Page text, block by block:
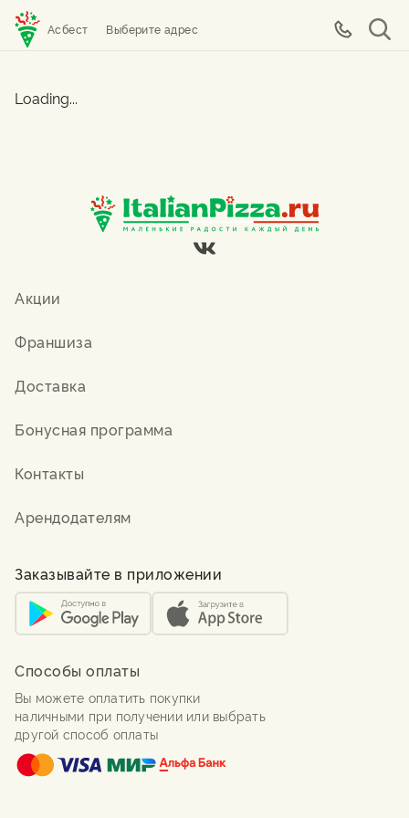
Асбест Выберите адрес
Loading...
Акции
Франшиза
Доставка
Бонусная программа
Контакты
Арендодателям
Заказывайте в приложении
Способы оплаты
Вы можете оплатить покупки
наличными при получении или выбрать
другой способ оплаты